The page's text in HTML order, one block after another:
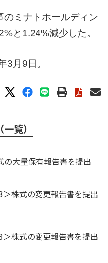
のミナトホールディン
と1.24%減少した。
3月9日。
覧）
の大量保有報告書を提出
株式の変更報告書を提出
株式の変更報告書を提出